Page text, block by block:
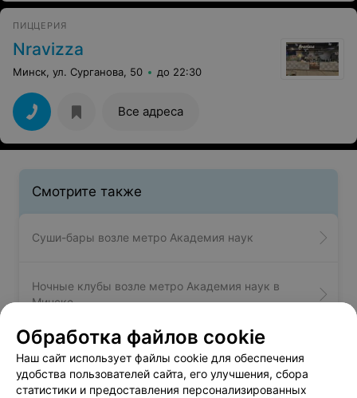
ПИЦЦЕРИЯ
Nravizza
Минск, ул. Сурганова, 50 до 22:30
Все адреса
Смотрите также
Суши-бары возле метро Академия наук
Ночные клубы возле метро Академия наук в
Минске
Террасы возле метро Академия наук в Минске
Обработка файлов cookie
Наш сайт использует файлы cookie для обеспечения
удобства пользователей сайта, его улучшения, сбора
статистики и предоставления персонализированных